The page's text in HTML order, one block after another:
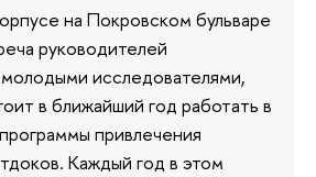
на Покровском бульваре
руководителей
исследователями,
в ближайший год работать в
привлечения
Каждый год в этом